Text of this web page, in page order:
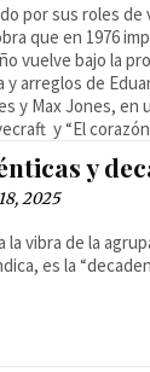
por sus roles de
que en 1976
vuelve bajo la
arreglos de
y Max Jones, en
y “El
y
2025
la vibra de la
es la